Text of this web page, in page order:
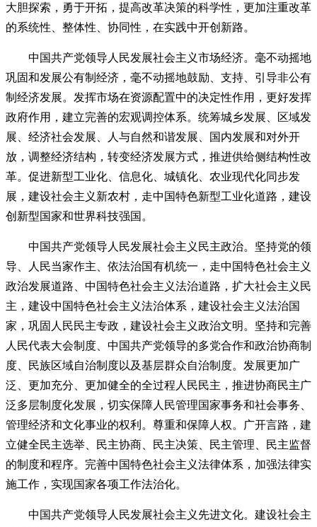
大胆探索，勇于开拓，提高改革决策的科学性，更加注重改革
的系统性、整体性、协同性，在实践中开创新路。
中国共产党领导人民发展社会主义市场经济。毫不动摇地
巩固和发展公有制经济，毫不动摇地鼓励、支持、引导非公有
制经济发展。发挥市场在资源配置中的决定性作用，更好发挥
政府作用，建立完善的宏观调控体系。统筹城乡发展、区域发
展、经济社会发展、人与自然和谐发展、国内发展和对外开
放，调整经济结构，转变经济发展方式，推进供给侧结构性改
革。促进新型工业化、信息化、城镇化、农业现代化同步发
展，建设社会主义新农村，走中国特色新型工业化道路，建设
创新型国家和世界科技强国。
中国共产党领导人民发展社会主义民主政治。坚持党的领
导、人民当家作主、依法治国有机统一，走中国特色社会主义
政治发展道路、中国特色社会主义法治道路，扩大社会主义民
主，建设中国特色社会主义法治体系，建设社会主义法治国
家，巩固人民民主专政，建设社会主义政治文明。坚持和完善
人民代表大会制度、中国共产党领导的多党合作和政治协商制
度、民族区域自治制度以及基层群众自治制度。发展更加广
泛、更加充分、更加健全的全过程人民民主，推进协商民主广
泛多层制度化发展，切实保障人民管理国家事务和社会事务、
管理经济和文化事业的权利。尊重和保障人权。广开言路，建
立健全民主选举、民主协商、民主决策、民主管理、民主监督
的制度和程序。完善中国特色社会主义法律体系，加强法律实
施工作，实现国家各项工作法治化。
中国共产党领导人民发展社会主义先进文化。建设社会主